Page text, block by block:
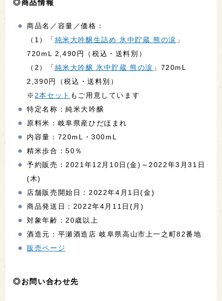
◎商品情報
商品名／容量／価格：
（1）「 純米大吟醸生詰め 氷中貯蔵 熊の涙 」
720mL 2,490円（税込・送料別）
（2）「 純米大吟醸 氷中貯蔵 熊の涙 」720mL
2,390円（税込・送料別）
※ 2本セット もご用意しています
特定名称：純米大吟醸
原料米：岐阜県産ひだほまれ
内容量：720mL・300mL
精米歩合：50％
予約販売：2021年12月10日(金)～2022年3月31日
(木)
店舗販売開始日：2022年4月1日(金)
商品発送日：2022年4月11日(月)
対象年齢：20歳以上
酒造元：平瀬酒造店 岐阜県高山市上一之町82番地
販売ページ
◎お問い合わせ先